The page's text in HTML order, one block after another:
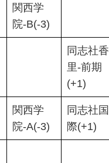
関西学
院-B(-3)
同志社香
里-前期
(+1)
関西学
院-A(-3)
同志社国
際(+1)